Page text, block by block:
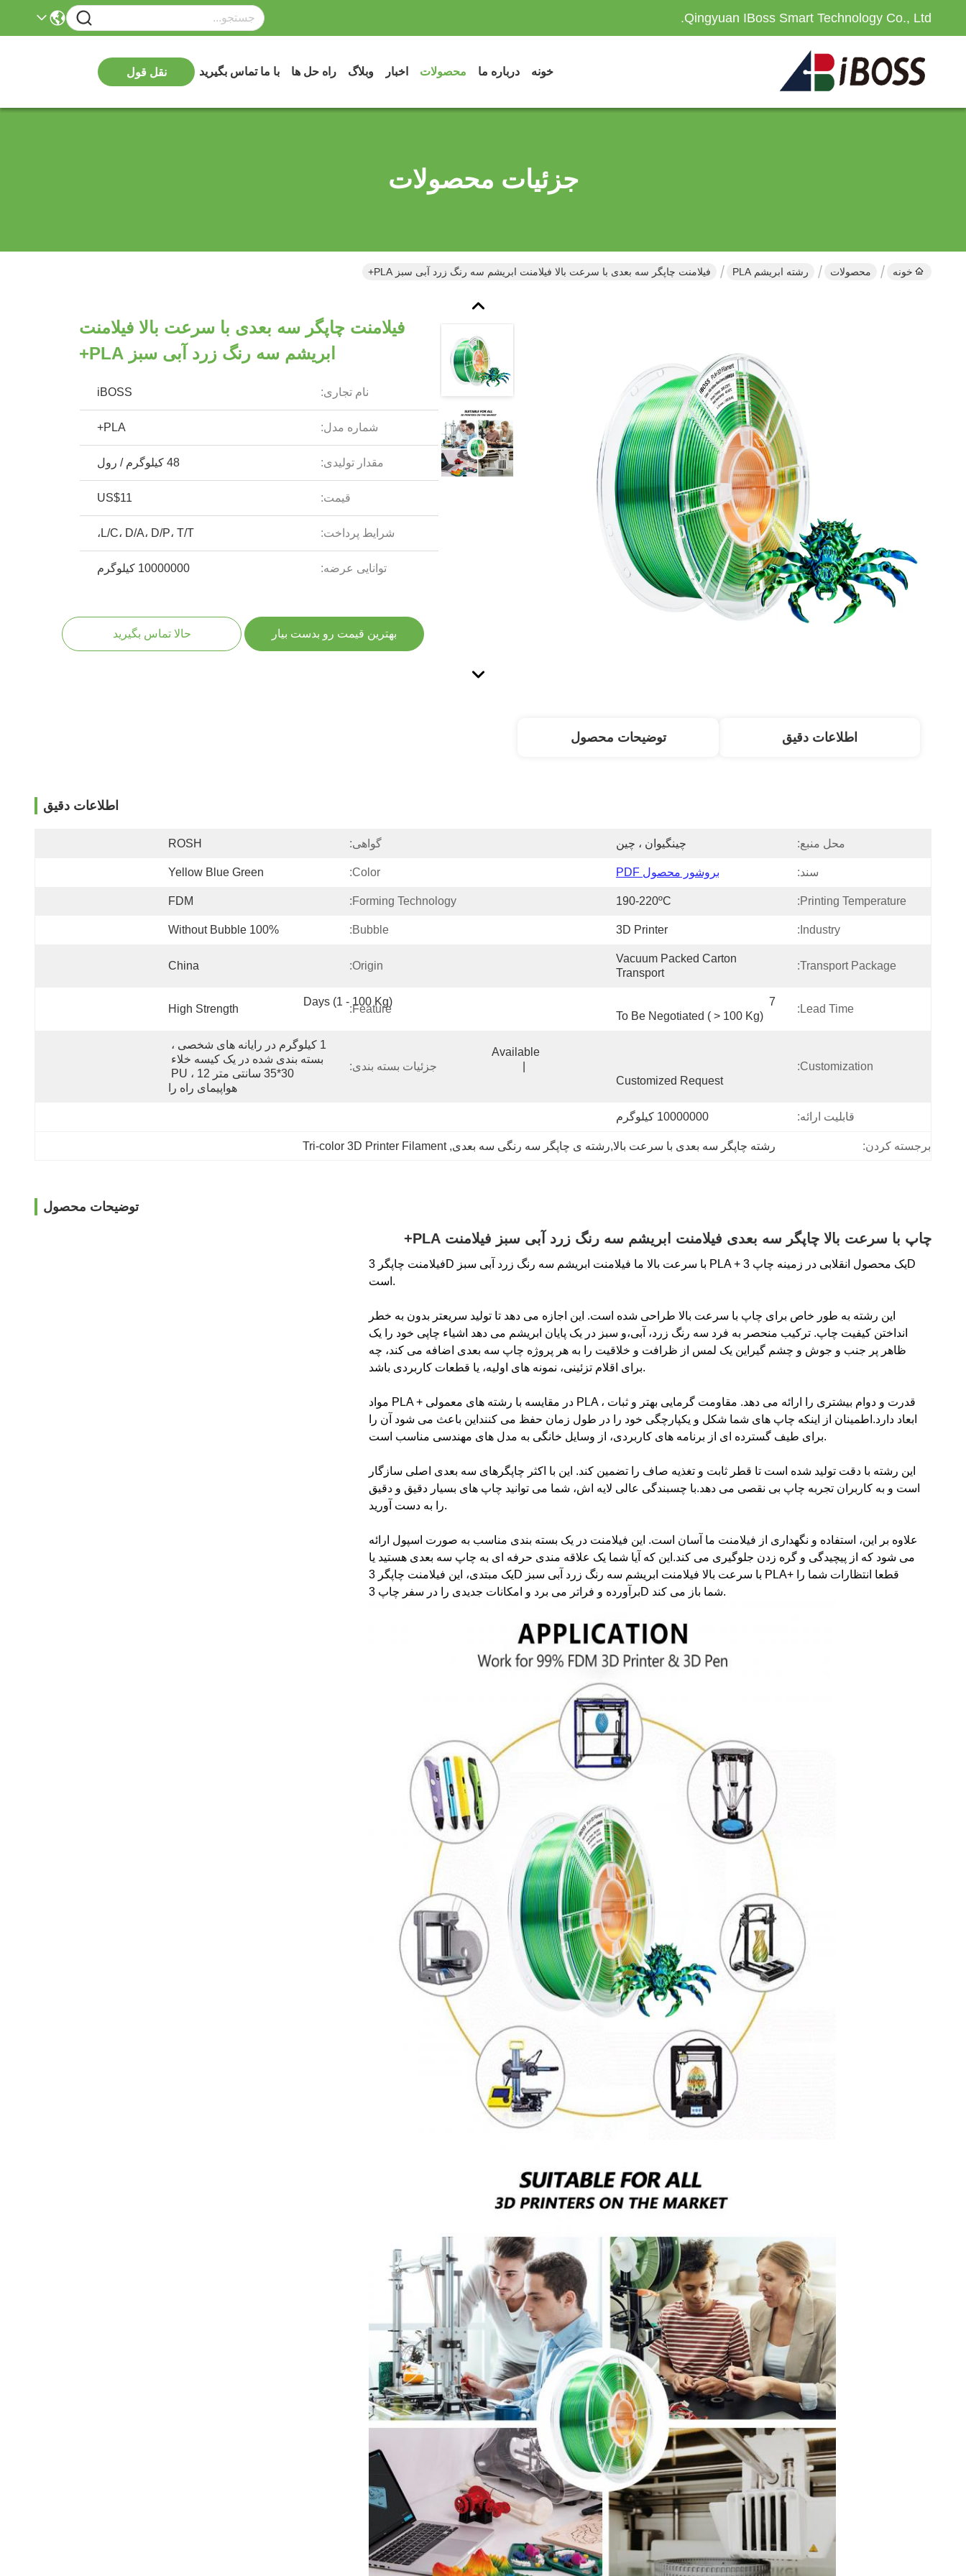
Qingyuan IBoss Smart Technology Co., Ltd.
خونه درباره ما محصولات اخبار وبلاگ راه حل ها با ما تماس بگیرید نقل قول
جزئیات محصولات
خونه محصولات رشته ابریشم PLA فیلامنت چاپگر سه بعدی با سرعت بالا فیلامنت ابریشم سه رنگ زرد آبی سبز PLA+
فیلامنت چاپگر سه بعدی با سرعت بالا فیلامنت
ابریشم سه رنگ زرد آبی سبز PLA+
نام تجاری: iBOSS
شماره مدل: PLA+
مقدار تولیدی: 48 کیلوگرم / رول
قیمت: US$11
شرایط پرداخت: L/C، D/A، D/P، T/T،
توانایی عرضه: 10000000 کیلوگرم
بهترین قیمت رو بدست بیار حالا تماس بگیرید
اطلاعات دقیق توضیحات محصول
اطلاعات دقیق
محل منبع: چینگیوان ، چین گواهی: ROSH
سند: بروشور محصول PDF Color:
Yellow Blue Green
Printing Temperature:
190-220ºC
Forming Technology:
FDM
Industry:
3D Printer
Bubble:
100% Without Bubble
Transport Package:
Vacuum Packed Carton
Transport
Origin:
China
Lead Time:
7 Days (1 - 100 Kg)
To Be Negotiated ( > 100 Kg)
Feature:
High Strength
Customization:
Available
Customized Request
جزئیات بسته بندی:
هواپیمای راه را
قابلیت ارائه: 10000000 کیلوگرم
برجسته کردن: رشته چاپگر سه بعدی با سرعت بالا,رشته ی چاپگر سه رنگی سه بعدی,
Tri-color 3D Printer Filament
توضیحات محصول
چاپ با سرعت بالا چاپگر سه بعدی فیلامنت ابریشم سه رنگ زرد آبی سبز فیلامنت PLA+
فیلامنت چاپگر 3D با سرعت بالا ما فیلامنت ابریشم سه رنگ زرد آبی سبز PLA + یک محصول انقلابی در زمینه چاپ 3D
است.
این رشته به طور خاص برای چاپ با سرعت بالا طراحی شده است. این اجازه می دهد تا تولید سریعتر بدون به خطر
انداختن کیفیت چاپ. ترکیب منحصر به فرد سه رنگ زرد، آبی،و سبز در یک پایان ابریشم می دهد اشیاء چاپی خود را یک
ظاهر پر جنب و جوش و چشم گیراین یک لمس از ظرافت و خلاقیت را به هر پروژه چاپ سه بعدی اضافه می کند، چه
برای اقلام تزئینی، نمونه های اولیه، یا قطعات کاربردی باشد.
مواد PLA + در مقایسه با رشته های معمولی PLA ، قدرت و دوام بیشتری را ارائه می دهد. مقاومت گرمایی بهتر و ثبات
ابعاد دارد.اطمینان از اینکه چاپ های شما شکل و یکپارچگی خود را در طول زمان حفظ می کننداین باعث می شود آن را
برای طیف گسترده ای از برنامه های کاربردی، از وسایل خانگی به مدل های مهندسی مناسب است.
این رشته با دقت تولید شده است تا قطر ثابت و تغذیه صاف را تضمین کند. این با اکثر چاپگرهای سه بعدی اصلی سازگار
است و به کاربران تجربه چاپ بی نقصی می دهد.با چسبندگی عالی لایه اش، شما می توانید چاپ های بسیار دقیق و دقیق
را به دست آورید.
علاوه بر این، استفاده و نگهداری از فیلامنت ما آسان است. این فیلامنت در یک بسته بندی مناسب به صورت اسپول ارائه
می شود که از پیچیدگی و گره زدن جلوگیری می کند.این که آیا شما یک علاقه مندی حرفه ای به چاپ سه بعدی هستید یا
یک مبتدی، این فیلامنت چاپگر 3D با سرعت بالا فیلامنت ابریشم سه رنگ زرد آبی سبز PLA+ قطعا انتظارات شما را
برآورده و فراتر می برد و امکانات جدیدی را در سفر چاپ 3D شما باز می کند.